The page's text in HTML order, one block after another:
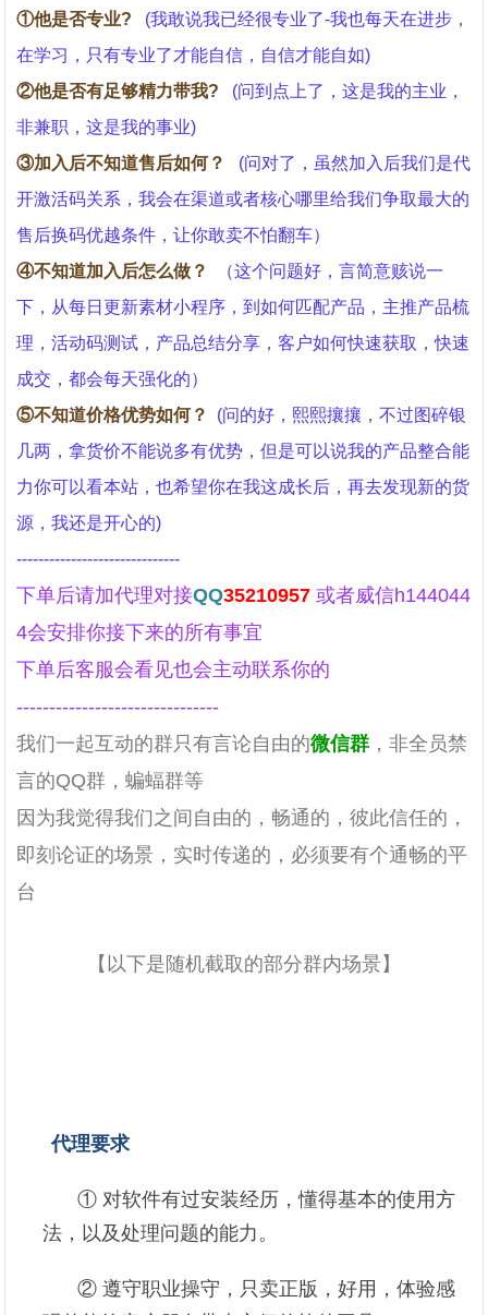
①他是否专业?
(我敢说我已经很专业了-我也每天在进步，
在学习，只有专业了才能自信，自信才能自如)
②他是否有足够精力带我? (问到点上了，这是我的主业，
非兼职，这是我的事业)
③加入后不知道售后如何？
(问对了，虽然加入后我们是代
开激活码关系，我会在渠道或者核心哪里给我们争取最大的
售后换码优越条件，让你敢卖不怕翻车）
④不知道加入后怎么做？
（这个问题好，言简意赅说一
下，从每日更新素材小程序，到如何匹配产品，主推产品梳
理，活动码测试，产品总结分享，客户如何快速获取，快速
成交，都会每天强化的）
⑤不知道价格优势如何？
(问的好，熙熙攘攘，不过图碎银
几两，拿货价不能说多有优势，但是可以说我的产品整合能
力你可以看本站，也希望你在我这成长后，再去发现新的货
源，我还是开心的)
------------------------------
下单后请加代理对接QQ35210957或者威信h144044
4会安排你接下来的所有事宜
下单后客服会看见也会主动联系你的
-------------------------------
我们一起互动的群只有言论自由的微信群 ，非全员禁
言的QQ群，蝙蝠群等
因为我觉得我们之间自由的，畅通的，彼此信任的，
即刻论证的场景，实时传递的，必须要有个通畅的平
台
【以下是随机截取的部分群内场景】
代理要求
① 对软件有过安装经历，懂得基本的使用方
法，以及处理问题的能力。
② 遵守职业操守，只卖正版，好用，体验感